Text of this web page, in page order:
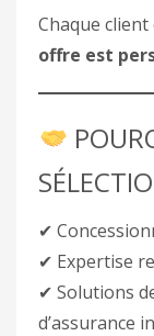
Chaque
offre est
✔
✔ Expertise
✔ Solutions
d’assurance